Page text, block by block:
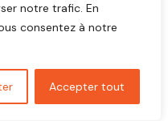
notre trafic. En
consentez à notre
Accepter tout